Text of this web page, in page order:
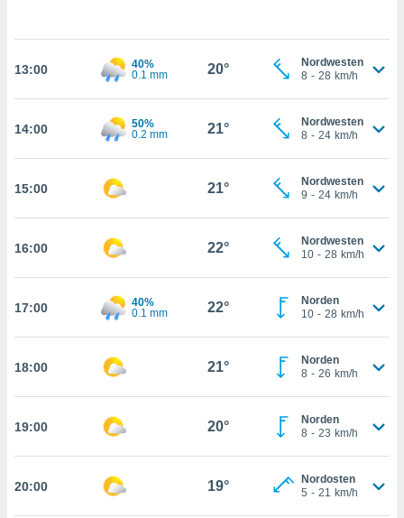
Rand
sind,
In
dass wir
für die
13:00
40%
0.1 mm
20°
Nordwesten
8 - 28 km/h
14:00
50%
0.2 mm
21°
Nordwesten
8 - 24 km/h
15:00 21°
Nordwesten
9 - 24 km/h
16:00 22°
Nordwesten
10 - 28 km/h
17:00
40%
0.1 mm
22°
Norden
10 - 28 km/h
18:00 21°
Norden
8 - 26 km/h
19:00 20°
Norden
8 - 23 km/h
20:00 19°
Nordosten
5 - 21 km/h